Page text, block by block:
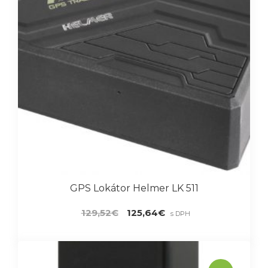
GPS Lokátor Helmer LK 511
129,52€
Pôvodná
125,64€ Aktuálna
s DPH